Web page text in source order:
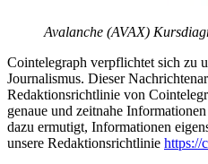
Avalanche (AVAX)
Cointelegraph verpflichtet sich zu
Journalismus. Dieser
Redaktionsrichtlinie von
genaue und zeitnahe
dazu ermutigt, Informationen
unsere Redaktionsrichtlinie https://